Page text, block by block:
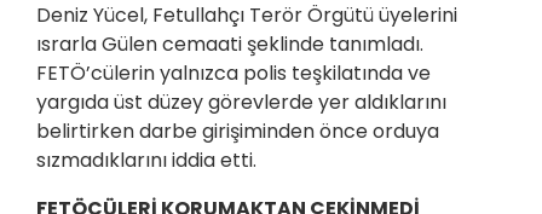
Deniz Yücel, Fetullahçı Terör Örgütü üyelerini
ısrarla Gülen cemaati şeklinde tanımladı.
FETÖ’cülerin yalnızca polis teşkilatında ve
yargıda üst düzey görevlerde yer aldıklarını
belirtirken darbe girişiminden önce orduya
sızmadıklarını iddia etti.